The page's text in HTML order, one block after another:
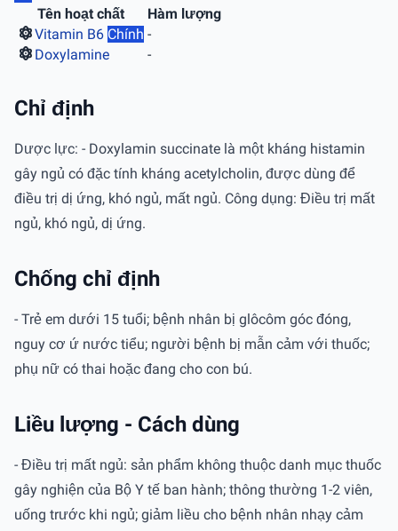
Tên hoạt chất
Hàm lượng
Vitamin B6 Chính -
Doxylamine
-
Chỉ định
Dược lực: - Doxylamin succinate là một kháng histamin
gây ngủ có đặc tính kháng acetylcholin, được dùng để
điều trị dị ứng, khó ngủ, mất ngủ. Công dụng: Điều trị mất
ngủ, khó ngủ, dị ứng.
Chống chỉ định
- Trẻ em dưới 15 tuổi; bệnh nhân bị glôcôm góc đóng,
nguy cơ ứ nước tiểu; người bệnh bị mẫn cảm với thuốc;
phụ nữ có thai hoặc đang cho con bú.
Liều lượng - Cách dùng
- Điều trị mất ngủ: sản phẩm không thuộc danh mục thuốc
gây nghiện của Bộ Y tế ban hành; thông thường 1-2 viên,
uống trước khi ngủ; giảm liều cho bệnh nhân nhạy cảm